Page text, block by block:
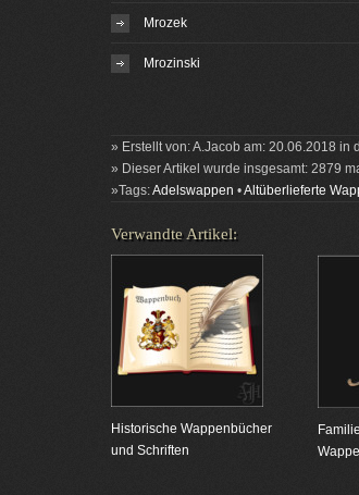
Mrozek
Mrozinski
» Erstellt von: A.Jacob am: 20.06.2018 in
» Dieser Artikel wurde insgesamt: 2879
»Tags:Adelswappen •Altüberlieferte
Verwandte Artikel:
Historische Wappenbücher
und Schriften